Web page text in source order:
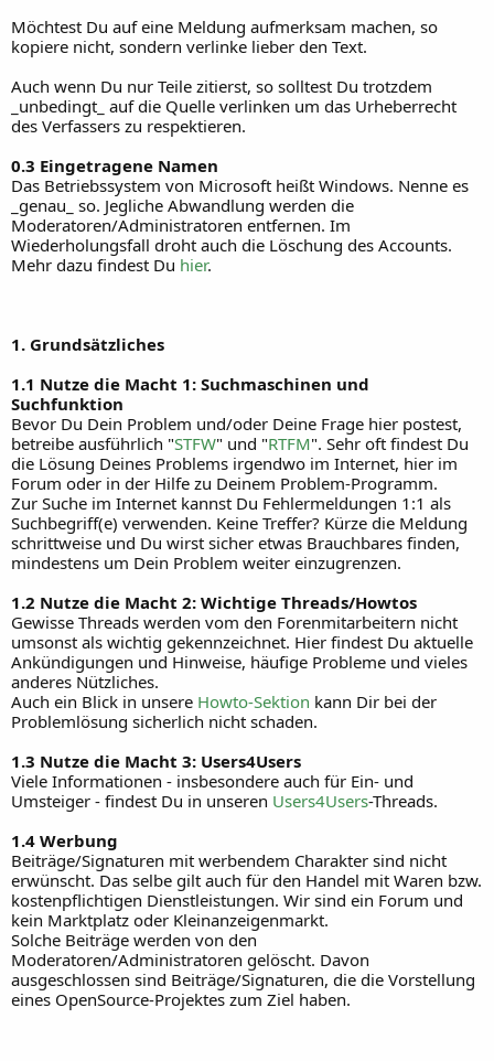
Möchtest Du auf eine Meldung aufmerksam machen, so
kopiere nicht, sondern verlinke lieber den Text.
Auch wenn Du nur Teile zitierst, so solltest Du trotzdem
_unbedingt_ auf die Quelle verlinken um das Urheberrecht
des Verfassers zu respektieren.
0.3 Eingetragene Namen
Das Betriebssystem von Microsoft heißt Windows. Nenne es
_genau_ so. Jegliche Abwandlung werden die
Moderatoren/Administratoren entfernen. Im
Wiederholungsfall droht auch die Löschung des Accounts.
Mehr dazu findest Du hier.
1. Grundsätzliches
1.1 Nutze die Macht 1: Suchmaschinen und
Suchfunktion
Bevor Du Dein Problem und/oder Deine Frage hier postest,
betreibe ausführlich "STFW" und "RTFM". Sehr oft findest Du
die Lösung Deines Problems irgendwo im Internet, hier im
Forum oder in der Hilfe zu Deinem Problem-Programm.
Zur Suche im Internet kannst Du Fehlermeldungen 1:1 als
Suchbegriff(e) verwenden. Keine Treffer? Kürze die Meldung
schrittweise und Du wirst sicher etwas Brauchbares finden,
mindestens um Dein Problem weiter einzugrenzen.
1.2 Nutze die Macht 2: Wichtige Threads/Howtos
Gewisse Threads werden vom den Forenmitarbeitern nicht
umsonst als wichtig gekennzeichnet. Hier findest Du aktuelle
Ankündigungen und Hinweise, häufige Probleme und vieles
anderes Nützliches.
Auch ein Blick in unsere Howto-Sektion kann Dir bei der
Problemlösung sicherlich nicht schaden.
1.3 Nutze die Macht 3: Users4Users
Viele Informationen - insbesondere auch für Ein- und
Umsteiger - findest Du in unseren Users4Users-Threads.
1.4 Werbung
Beiträge/Signaturen mit werbendem Charakter sind nicht
erwünscht. Das selbe gilt auch für den Handel mit Waren bzw.
kostenpflichtigen Dienstleistungen. Wir sind ein Forum und
kein Marktplatz oder Kleinanzeigenmarkt.
Solche Beiträge werden von den
Moderatoren/Administratoren gelöscht. Davon
ausgeschlossen sind Beiträge/Signaturen, die die Vorstellung
eines OpenSource-Projektes zum Ziel haben.